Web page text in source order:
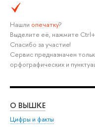
Нашли опечатку?
Выделите её, нажмите
Спасибо за участие!
Сервис предназначен
орфографических и
О ВЫШКЕ
Цифры и факты